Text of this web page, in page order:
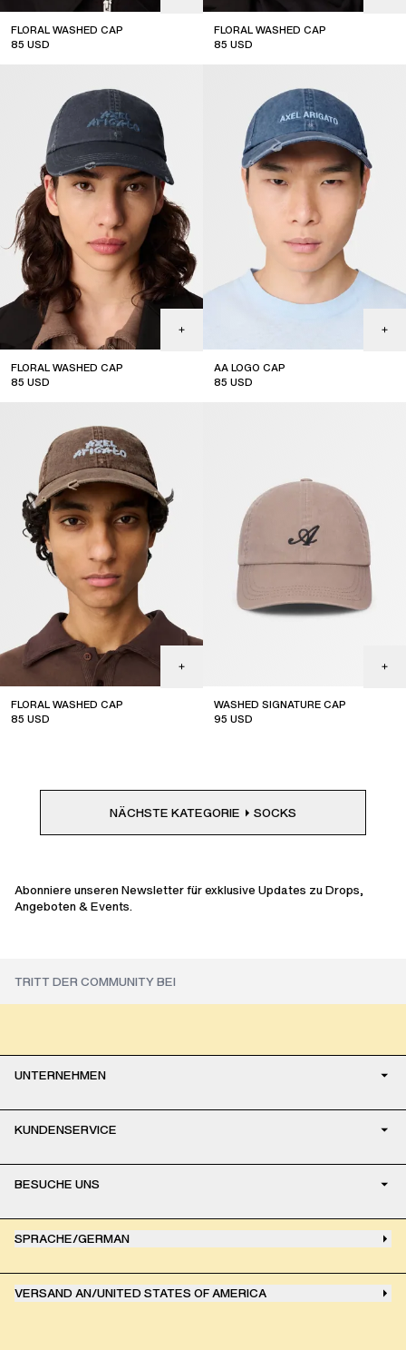
FLORAL WASHED CAP
85 USD
FLORAL WASHED CAP
85 USD
FLORAL WASHED CAP
85 USD
AA LOGO CAP
85 USD
FLORAL WASHED CAP
85 USD
WASHED SIGNATURE CAP
95 USD
NÄCHSTE KATEGORIE SOCKS
Abonniere unseren Newsletter für exklusive Updates zu Drops,
Angeboten & Events.
UNTERNEHMEN
KUNDENSERVICE
BESUCHE UNS
SPRACHE/GERMAN
VERSAND AN/UNITED STATES OF AMERICA